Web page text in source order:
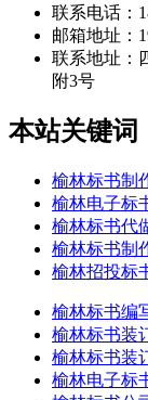
联系电话：
邮箱地址：
联系地址：
附3号
本站关键词
榆林标书制
榆林电子标
榆林标书代
榆林标书制
榆林招投标
榆林标书编
榆林标书装
榆林标书装
榆林电子标